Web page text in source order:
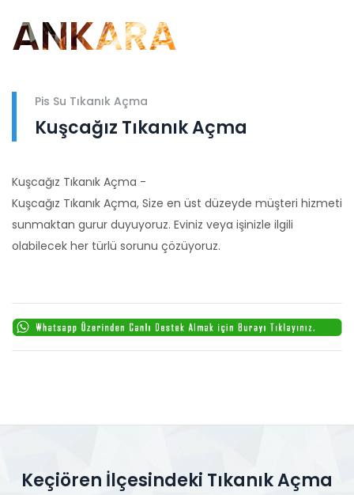
ANKARA
Pis Su Tıkanık Açma
Kuşcağız Tıkanık Açma
Kuşcağız Tıkanık Açma -
Kuşcağız Tıkanık Açma, Size en üst düzeyde müşteri hizmeti
sunmaktan gurur duyuyoruz. Eviniz veya işinizle ilgili
olabilecek her türlü sorunu çözüyoruz.
Keçiören İlçesindeki Tıkanık Açma